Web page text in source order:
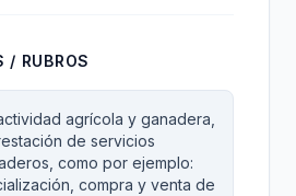
/ RUBROS
agrícola y ganadera,
de servicios
como por ejemplo:
compra y venta de